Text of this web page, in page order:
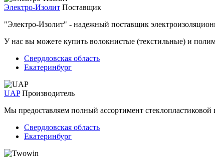
Электро-Изолит Поставщик
"Электро-Изолит" - надежный поставщик
У нас вы можете купить волокнистые (текстильные) и
Свердловская область
Екатеринбург
UAP Производитель
Мы предоставляем полный ассортимент
Свердловская область
Екатеринбург